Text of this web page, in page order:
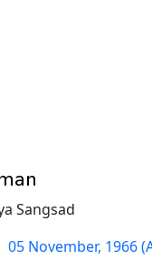
Sangsad
05 November, 1966